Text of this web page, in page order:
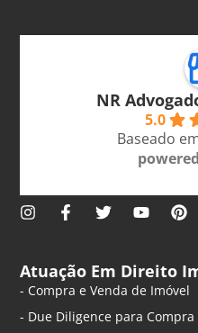
NR
5.0
Baseado
Atuação Em Direito
- Compra e Venda de Imóvel
- Due Diligence para Compra